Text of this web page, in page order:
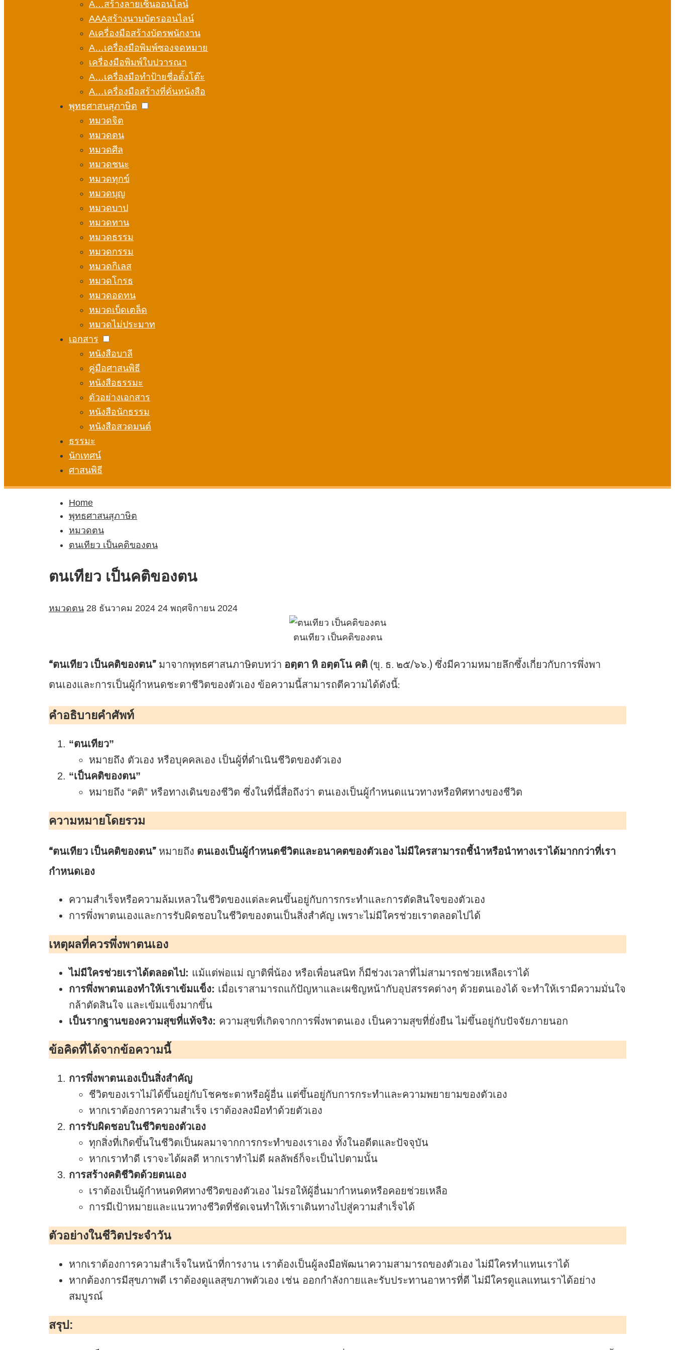
A…สร้างลายเซ็นออนไลน์
AAAสร้างนามบัตรออนไลน์
Aเครื่องมือสร้างบัตรพนักงาน
A…เครื่องมือพิมพ์ซองจดหมาย
เครื่องมือพิมพ์ใบปวารณา
A…เครื่องมือทำป้ายชื่อตั้งโต๊ะ
A…เครื่องมือสร้างที่คั่นหนังสือ
พุทธศาสนสุภาษิต
หมวดจิต
หมวดตน
หมวดศีล
หมวดชนะ
หมวดทุกข์
หมวดบุญ
หมวดบาป
หมวดทาน
หมวดธรรม
หมวดกรรม
หมวดกิเลส
หมวดโกรธ
หมวดอดทน
หมวดเบ็ดเตล็ด
หมวดไม่ประมาท
เอกสาร
หนังสือบาลี
คู่มือศาสนพิธี
หนังสือธรรมะ
ตัวอย่างเอกสาร
หนังสือนักธรรม
หนังสือสวดมนต์
ธรรมะ
นักเทศน์
ศาสนพิธี
Home
พุทธศาสนสุภาษิต
หมวดตน
ตนเทียว เป็นคติของตน
ตนเทียว เป็นคติของตน
หมวดตน 28 ธันวาคม 2024 24 พฤศจิกายน 2024
ตนเทียว เป็นคติของตน
“ตนเทียว เป็นคติของตน”มาจากพุทธศาสนภาษิตบทว่า อตฺตา หิ อตฺตโน คติ(ขุ. ธ. ๒๕/๖๖.) ซึ่งมีความหมายลึกซึ้งเกี่ยวกับการพึ่งพา
ตนเองและการเป็นผู้กำหนดชะตาชีวิตของตัวเอง ข้อความนี้สามารถตีความได้ดังนี้:
คำอธิบายคำศัพท์
“ตนเทียว”
หมายถึง ตัวเอง หรือบุคคลเอง เป็นผู้ที่ดำเนินชีวิตของตัวเอง
“เป็นคติของตน”
หมายถึง “คติ” หรือทางเดินของชีวิต ซึ่งในที่นี้สื่อถึงว่า ตนเองเป็นผู้กำหนดแนวทางหรือทิศทางของชีวิต
ความหมายโดยรวม
“ตนเทียว เป็นคติของตน”หมายถึง ตนเองเป็นผู้กำหนดชีวิตและอนาคตของตัวเอง ไม่มีใครสามารถชี้นำหรือนำทางเราได้มากกว่าที่เรา
กำหนดเอง
ความสำเร็จหรือความล้มเหลวในชีวิตของแต่ละคนขึ้นอยู่กับการกระทำและการตัดสินใจของตัวเอง
การพึ่งพาตนเองและการรับผิดชอบในชีวิตของตนเป็นสิ่งสำคัญ เพราะไม่มีใครช่วยเราตลอดไปได้
เหตุผลที่ควรพึ่งพาตนเอง
ไม่มีใครช่วยเราได้ตลอดไป: แม้แต่พ่อแม่ ญาติพี่น้อง หรือเพื่อนสนิท ก็มีช่วงเวลาที่ไม่สามารถช่วยเหลือเราได้
การพึ่งพาตนเองทำให้เราเข้มแข็ง: เมื่อเราสามารถแก้ปัญหาและเผชิญหน้ากับอุปสรรคต่างๆ ด้วยตนเองได้ จะทำให้เรามีความมั่นใจ
กล้าตัดสินใจ และเข้มแข็งมากขึ้น
เป็นรากฐานของความสุขที่แท้จริง: ความสุขที่เกิดจากการพึ่งพาตนเอง เป็นความสุขที่ยั่งยืน ไม่ขึ้นอยู่กับปัจจัยภายนอก
ข้อคิดที่ได้จากข้อความนี้
การพึ่งพาตนเองเป็นสิ่งสำคัญ
ชีวิตของเราไม่ได้ขึ้นอยู่กับโชคชะตาหรือผู้อื่น แต่ขึ้นอยู่กับการกระทำและความพยายามของตัวเอง
หากเราต้องการความสำเร็จ เราต้องลงมือทำด้วยตัวเอง
การรับผิดชอบในชีวิตของตัวเอง
ทุกสิ่งที่เกิดขึ้นในชีวิตเป็นผลมาจากการกระทำของเราเอง ทั้งในอดีตและปัจจุบัน
หากเราทำดี เราจะได้ผลดี หากเราทำไม่ดี ผลลัพธ์ก็จะเป็นไปตามนั้น
การสร้างคติชีวิตด้วยตนเอง
เราต้องเป็นผู้กำหนดทิศทางชีวิตของตัวเอง ไม่รอให้ผู้อื่นมากำหนดหรือคอยช่วยเหลือ
การมีเป้าหมายและแนวทางชีวิตที่ชัดเจนทำให้เราเดินทางไปสู่ความสำเร็จได้
ตัวอย่างในชีวิตประจำวัน
หากเราต้องการความสำเร็จในหน้าที่การงาน เราต้องเป็นผู้ลงมือพัฒนาความสามารถของตัวเอง ไม่มีใครทำแทนเราได้
หากต้องการมีสุขภาพดี เราต้องดูแลสุขภาพตัวเอง เช่น ออกกำลังกายและรับประทานอาหารที่ดี ไม่มีใครดูแลแทนเราได้อย่าง
สมบูรณ์
สรุป: